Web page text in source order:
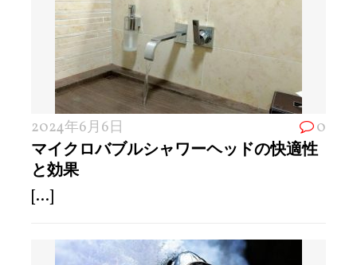
2024年6月6日 0
マイクロバブルシャワーヘッドの快適性
と効果
[...]